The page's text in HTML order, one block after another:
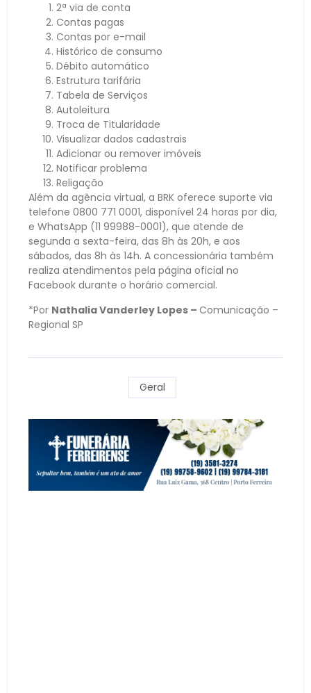
2ª via de conta
Contas pagas
Contas por e-mail
Histórico de consumo
Débito automático
Estrutura tarifária
Tabela de Serviços
Autoleitura
Troca de Titularidade
Visualizar dados cadastrais
Adicionar ou remover imóveis
Notificar problema
Religação
Além da agência virtual, a BRK oferece suporte via
telefone 0800 771 0001, disponível 24 horas por dia,
e WhatsApp (11 99988-0001), que atende de
segunda a sexta-feira, das 8h às 20h, e aos
sábados, das 8h às 14h. A concessionária também
realiza atendimentos pela página oficial no
Facebook durante o horário comercial.
*Por Nathalia Vanderley Lopes – Comunicação –
Regional SP
Geral